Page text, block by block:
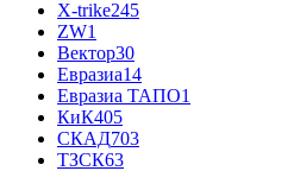
X-trike245
ZW1
Вектор30
Евразиа14
Евразиа ТАПО1
КиК405
СКАД703
ТЗСК63